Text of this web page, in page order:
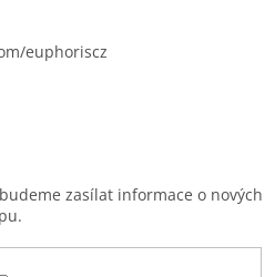
euphoriscz
zasílat informace o nových